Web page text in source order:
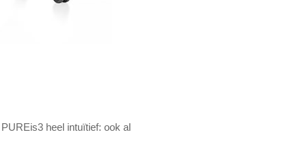
heel intuïtief: ook al